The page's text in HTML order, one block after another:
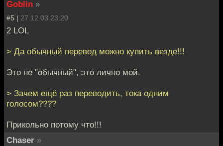
Goblin »
#5 | 27.12.03 23:20
2 LOL
> Да обычный перевод можно купить везде!!!
Это не "обычный", это лично мой.
> Зачем ещё раз переводить, тока одним
голосом????
Прикольно потому что!!!
Chaser »